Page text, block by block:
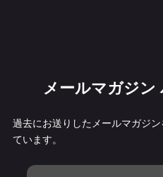
メールマガジン
過去にお送りしたメールマガジ
ています。